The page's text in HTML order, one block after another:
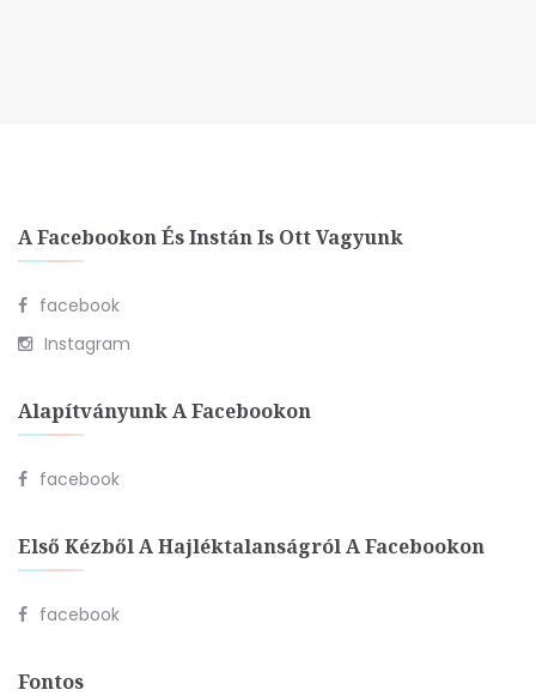
A Facebookon És Instán Is Ott Vagyunk
facebook
Instagram
Alapítványunk A Facebookon
facebook
Első Kézből A Hajléktalanságról A Facebookon
facebook
Fontos